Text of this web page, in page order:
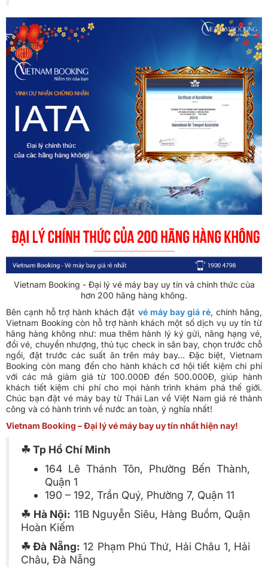
Vietnam Booking - Đại lý vé máy bay uy tín và chính thức của
hơn 200 hãng hàng không.
Bên cạnh hỗ trợ hành khách đặt vé máy bay giá rẻ, chính hãng,
Vietnam Booking còn hỗ trợ hành khách một số dịch vụ uy tín từ
hãng hàng không như: mua thêm hành lý ký gửi, nâng hạng vé,
đổi vé, chuyển nhượng, thủ tục check in sân bay, chọn trước chỗ
ngồi, đặt trước các suất ăn trên máy bay… Đặc biệt, Vietnam
Booking còn mang đến cho hành khách cơ hội tiết kiệm chi phí
với các mã giảm giá từ 100.000Đ đến 500.000Đ, giúp hành
khách tiết kiệm chi phí cho mọi hành trình khám phá thế giới.
Chúc bạn đặt vé máy bay từ Thái Lan về Việt Nam giá rẻ thành
công và có hành trình về nước an toàn, ý nghĩa nhất!
Vietnam Booking – Đại lý vé máy bay uy tín nhất hiện nay!
☘ Tp Hồ Chí Minh
164 Lê Thánh Tôn, Phường Bến Thành,
Quận 1
190 – 192, Trần Quý, Phường 7, Quận 11
☘ Hà Nội: 11B Nguyễn Siêu, Hàng Buồm, Quận
Hoàn Kiếm
☘ Đà Nẵng: 12 Phạm Phú Thứ, Hải Châu 1, Hải
Châu, Đà Nẵng